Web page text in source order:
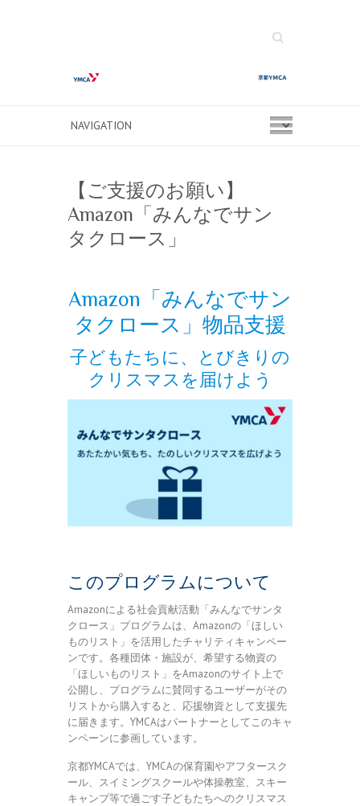
Search
【ご支援のお願い】
Amazon「みんなでサン
タクロース」
Amazon「みんなでサン
タクロース」物品支援
子どもたちに、とびきりの
クリスマスを届けよう
このプログラムについて
Amazonによる社会貢献活動「みんなでサンタ
クロース」プログラムは、Amazonの「ほしい
ものリスト」を活用したチャリティキャンペー
ンです。各種団体・施設が、希望する物資の
「ほしいものリスト」をAmazonのサイト上で
公開し、プログラムに賛同するユーザーがその
リストから購入すると、応援物資として支援先
に届きます。YMCAはパートナーとしてこのキャ
ンペーンに参画しています。
京都YMCAでは、YMCAの保育園やアフタースク
ール、 スイミングスクールや体操教室、スキー
キャンプ等で過ごす子どもたちへのクリスマス